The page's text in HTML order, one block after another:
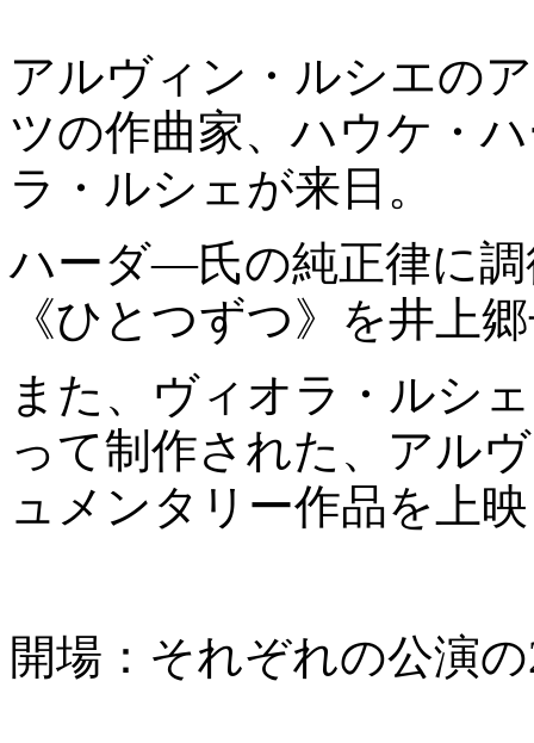
アルヴィン・ルシエの
ツの作曲家、ハウケ・
ラ・ルシェが来日。
ハーダ—氏の純正律に
《ひとつずつ》を井上
また、ヴィオラ・ルシ
って制作された、アル
ュメンタリー作品を上
開場：それぞれの公演